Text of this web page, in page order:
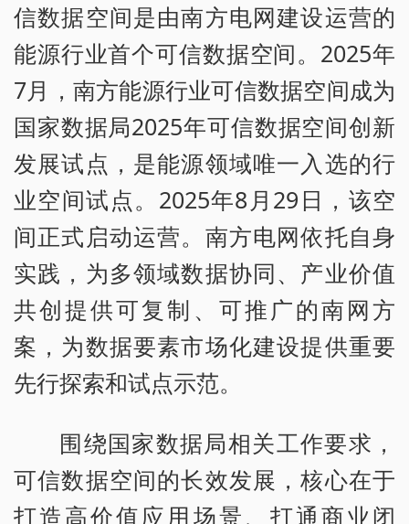
信数据空间是由南方电网建设运营的
能源行业首个可信数据空间。2025年
7月，南方能源行业可信数据空间成为
国家数据局2025年可信数据空间创新
发展试点，是能源领域唯一入选的行
业空间试点。2025年8月29日，该空
间正式启动运营。南方电网依托自身
实践，为多领域数据协同、产业价值
共创提供可复制、可推广的南网方
案，为数据要素市场化建设提供重要
先行探索和试点示范。
围绕国家数据局相关工作要求，
可信数据空间的长效发展，核心在于
打造高价值应用场景、打通商业闭